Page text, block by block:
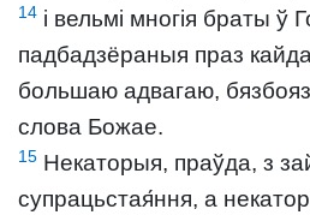
14 і вельмі многія браты ў
падбадзёраныя праз
большаю адвагаю,
слова Божае.
15 Некаторыя, праўда, з
супрацьстая́ння, а